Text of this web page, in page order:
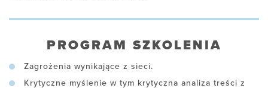
PROGRAM SZKOLENIA
Zagrożenia wynikające z sieci.
Krytyczne myślenie w tym krytyczna analiza treści z